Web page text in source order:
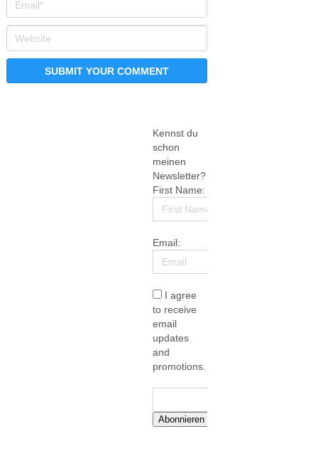
Kennst du
schon
meinen
Newsletter?
First Name:
Email:
I agree
to receive
email
updates
and
promotions.
Abonnieren